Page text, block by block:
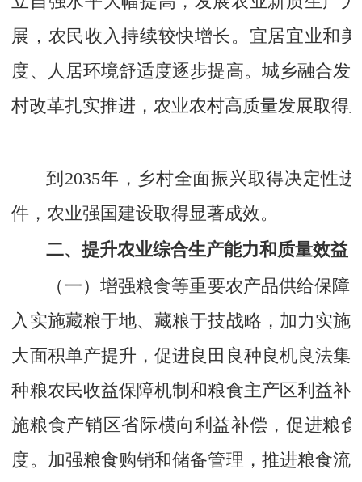
展，农民收入持续较快增长。宜居宜业和
度、人居环境舒适度逐步提高。城乡融合
村改革扎实推进，农业农村高质量发展取得
到2035年，乡村全面振兴取得决定性
件，农业强国建设取得显著成效。
二、提升农业综合生产能力和质量效益
（一）增强粮食等重要农产品供给保障
入实施藏粮于地、藏粮于技战略，加力实
大面积单产提升，促进良田良种良机良法
种粮农民收益保障机制和粮食主产区利益
施粮食产销区省际横向利益补偿，促进粮
度。加强粮食购销和储备管理，推进粮食